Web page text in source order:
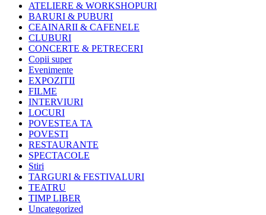
ATELIERE & WORKSHOPURI
BARURI & PUBURI
CEAINARII & CAFENELE
CLUBURI
CONCERTE & PETRECERI
Copii super
Evenimente
EXPOZITII
FILME
INTERVIURI
LOCURI
POVESTEA TA
POVESTI
RESTAURANTE
SPECTACOLE
Stiri
TARGURI & FESTIVALURI
TEATRU
TIMP LIBER
Uncategorized